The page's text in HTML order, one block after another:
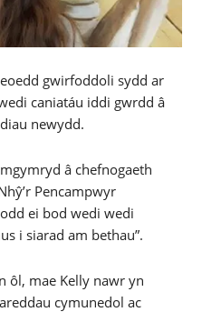
gwirfoddoli sydd ar
caniatáu iddi gwrdd â
newydd.
â chefnogaeth
Pencampwyr
ei bod wedi wedi
i siarad am bethau”.
ôl, mae Kelly nawr yn
cymunedol ac